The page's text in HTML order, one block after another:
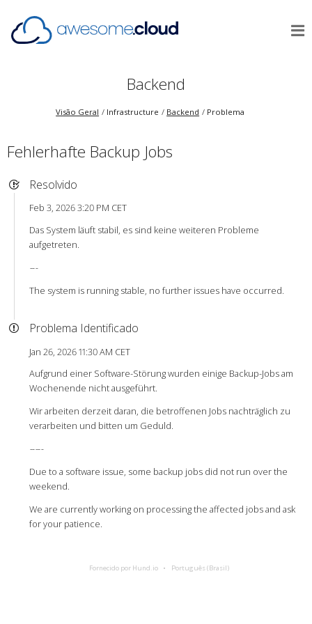
Backend
Visão Geral Infrastructure Backend Problema
Fehlerhafte Backup Jobs
Resolvido
Feb 3, 2026 3:20 PM CET
Das System läuft stabil, es sind keine weiteren Probleme
aufgetreten.
---
The system is running stable, no further issues have occurred.
Problema Identificado
Jan 26, 2026 11:30 AM CET
Aufgrund einer Software-Störung wurden einige Backup-Jobs am
Wochenende nicht ausgeführt.
Wir arbeiten derzeit daran, die betroffenen Jobs nachträglich zu
verarbeiten und bitten um Geduld.
-----
Due to a software issue, some backup jobs did not run over the
weekend.
We are currently working on processing the affected jobs and ask
for your patience.
Fornecido por Hund.io Português (Brasil)